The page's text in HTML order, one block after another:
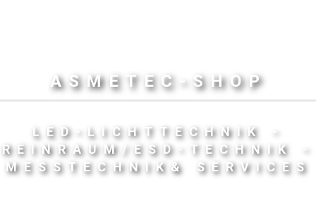
ASMETEC-SHOP
LED-LICHTTECHNIK -
REINRAUM/ESD-TECHNIK -
MESSTECHNIK& SERVICES